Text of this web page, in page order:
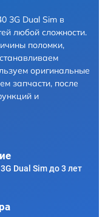
3G Dual Sim в
любой сложности.
поломки,
оригинальные
запчасти, после
и
Dual Sim до 3 лет